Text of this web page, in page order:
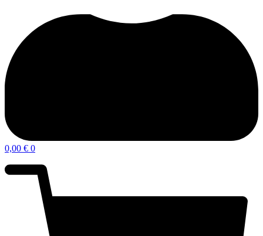
0,00 € 0